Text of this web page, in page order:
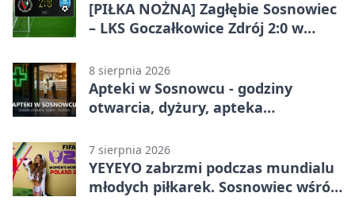
[PIŁKA NOŻNA] Zagłębie Sosnowiec
– LKS Goczałkowice Zdrój 2:0 w
gospodarze z ważnym
zwycięstwem
8 sierpnia 2026
Apteki w Sosnowcu - godziny
otwarcia, dyżury, apteka
7 sierpnia 2026
YEYEYO zabrzmi podczas mundialu
młodych piłkarek. Sosnowiec wśród